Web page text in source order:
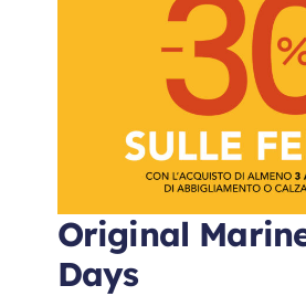
Original
Days